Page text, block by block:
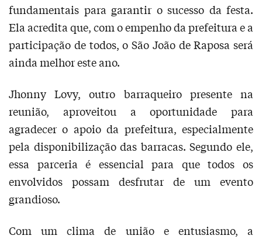
fundamentais para garantir o sucesso da festa.
Ela acredita que, com o empenho da prefeitura e a
participação de todos, o São João de Raposa será
ainda melhor este ano.
Jhonny Lovy, outro barraqueiro presente na
reunião, aproveitou a oportunidade para
agradecer o apoio da prefeitura, especialmente
pela disponibilização das barracas. Segundo ele,
essa parceria é essencial para que todos os
envolvidos possam desfrutar de um evento
grandioso.
Com um clima de união e entusiasmo, a